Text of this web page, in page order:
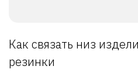
Как связать низ
резинки